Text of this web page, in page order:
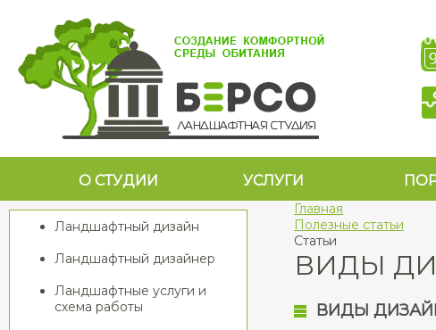
О СТУДИИ УСЛУГИ
Ландшафтный дизайн
Ландшафтный дизайнер
Ландшафтные услуги и
схема работы
Главная
Полезные статьи
Статьи
ВИДЫ
ВИДЫ